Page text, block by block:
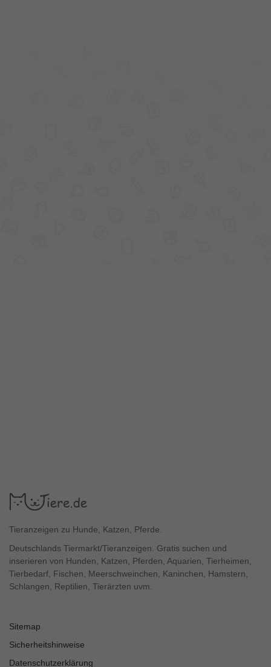
Tieranzeigen zu Hunde, Katzen, Pferde.
Deutschlands Tiermarkt/Tieranzeigen. Gratis suchen und
inserieren von Hunden, Katzen, Pferden, Aquarien, Tierheimen,
Tierbedarf, Fischen, Meerschweinchen, Kaninchen, Hamstern,
Schlangen, Reptilien, Tierärzten uvm.
Sitemap
Sicherheitshinweise
Datenschutzerklärung